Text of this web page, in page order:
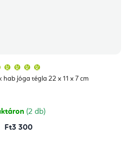
hab jóga tégla 22 x 11 x 7 cm
átlagos
értékelése
csillag.
(2 db)
Ft3 300